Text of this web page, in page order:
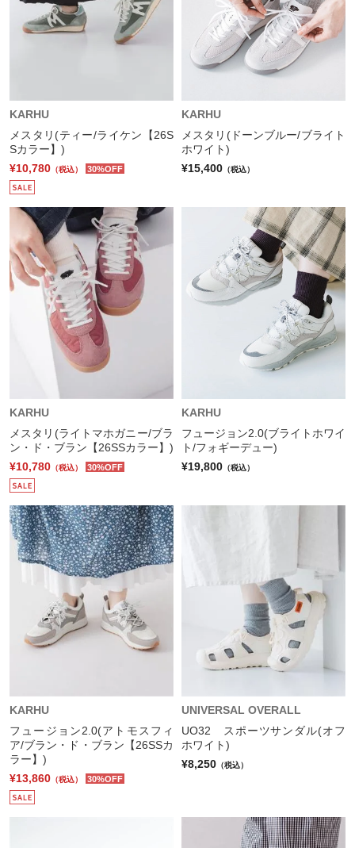
KARHU
メスタリ(ティー/ライケン【26S
Sカラー】)
¥10,780 （税込） 30%OFF
KARHU
メスタリ(ドーンブルー/ブライト
ホワイト)
¥15,400 （税込）
KARHU
メスタリ(ライトマホガニー/ブラ
ン・ド・ブラン【26SSカラー】)
¥10,780 （税込） 30%OFF
KARHU
フュージョン2.0(ブライトホワイ
ト/フォギーデュー)
¥19,800 （税込）
KARHU
フュージョン2.0(アトモスフィ
ア/ブラン・ド・ブラン【26SSカ
ラー】)
¥13,860 （税込） 30%OFF
UNIVERSAL OVERALL
UO32 スポーツサンダル(オフ
ホワイト)
¥8,250 （税込）